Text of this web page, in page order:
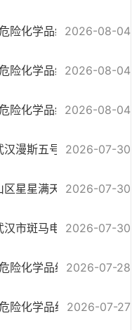
险化学品经营许可
2026-08-04
险化学品经营许可
2026-08-04
险化学品经营许可
2026-08-04
公众聚集文化经营场所公示（武汉漫斯五号网吧有限公司）
2026-07-30
设立娱乐场所公示（武汉市洪山区星星满天星量贩式歌厅）
2026-07-30
公众聚集文化经营场所公示（武汉市斑马电竞发展有限责任公司）
2026-07-30
险化学品经营许可2026-07-28
险化学品经营许可2026-07-27